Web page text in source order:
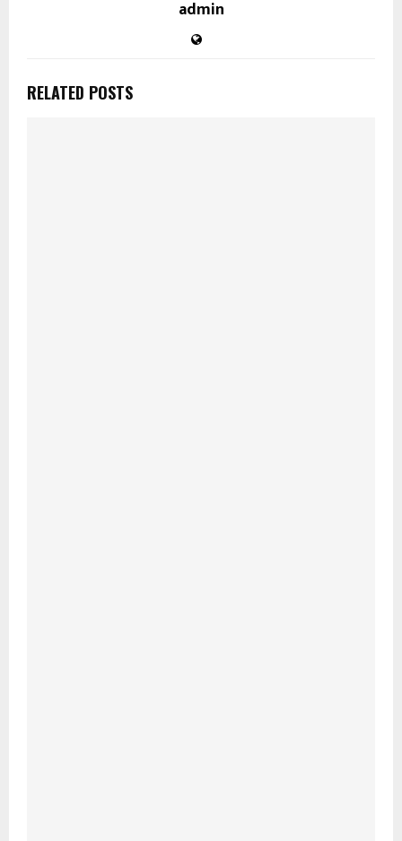
admin
RELATED POSTS